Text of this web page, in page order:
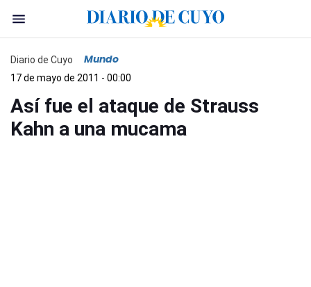
Diario de Cuyo Mundo
17 de mayo de 2011 - 00:00
Así fue el ataque de Strauss
Kahn a una mucama